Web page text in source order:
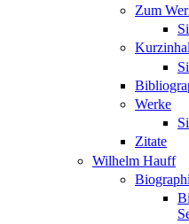
Zum
Werke
Zitate
Wilhelm Hauff